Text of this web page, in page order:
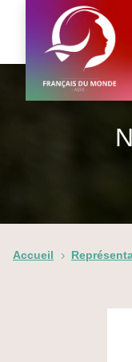
Accueil 5